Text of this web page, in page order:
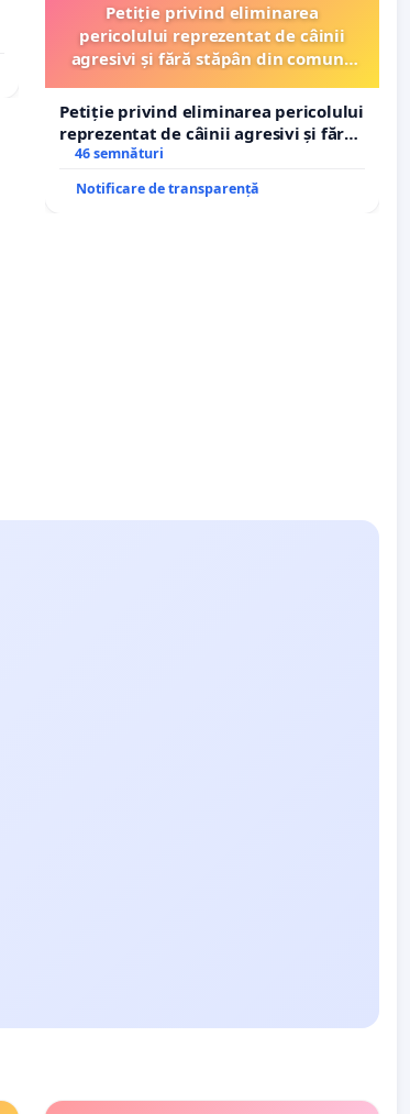
Petiție privind eliminarea
pericolului reprezentat de câinii
agresivi și fără stăpân din comuna
Petiție privind eliminarea pericolului
reprezentat de câinii agresivi și fără
stăpân din comuna Tunari
46 semnături
Notificare de transparență